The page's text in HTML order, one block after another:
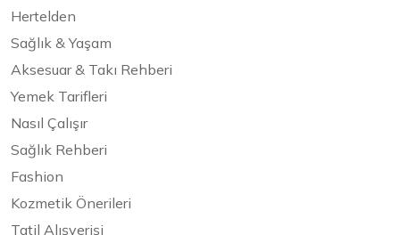
Hertelden
Sağlık & Yaşam
Aksesuar & Takı Rehberi
Yemek Tarifleri
Nasıl Çalışır
Sağlık Rehberi
Fashion
Kozmetik Önerileri
Tatil Alışverişi